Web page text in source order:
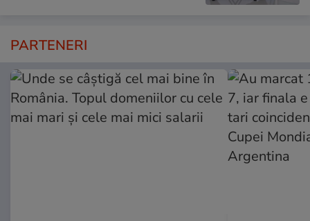
PARTENERI